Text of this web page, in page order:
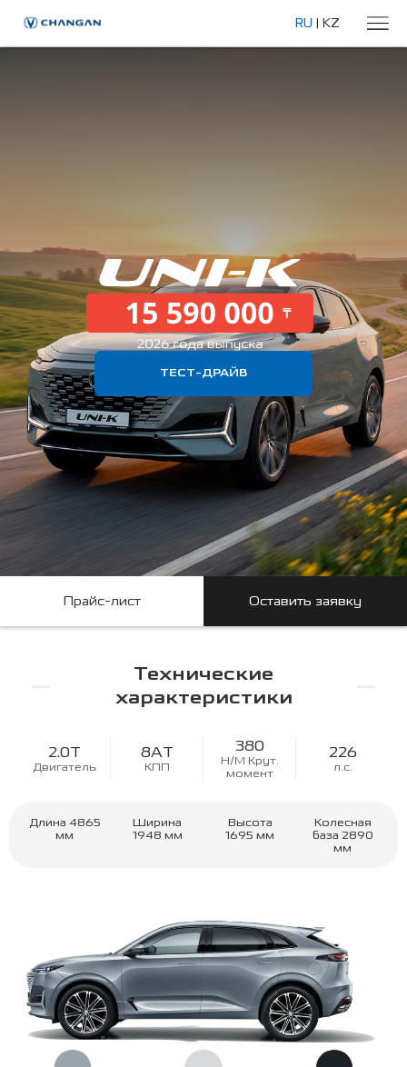
RU | KZ
ТЕСТ-ДРАЙВ
Прайс-лист Оставить заявку
Технические
характеристики
2.0T
Двигатель
8AT
КПП
380
Н/М Крут.
момент
226
л.с.
Длина 4865
мм
Ширина
1948 мм
Высота
1695 мм
Колесная
база 2890
мм